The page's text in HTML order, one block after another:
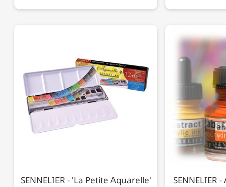
SENNELIER - 'La Petite Aquarelle'
SENNELIER